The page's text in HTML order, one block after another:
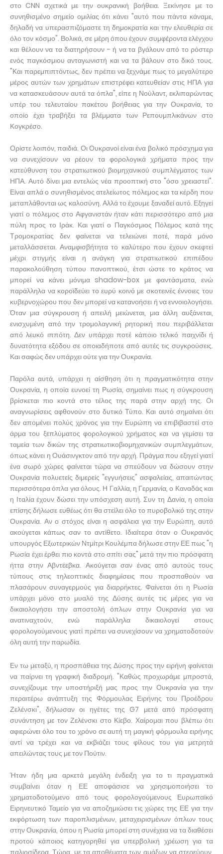
στο CNN σχετικά με την ουκρανική βοήθεια. Ξεκίνησε με το
συνηθισμένο σημείο ομιλίας ότι κάνει "αυτό που πάντα κάναμε,
δηλαδή να υπερασπιζόμαστε τη δημοκρατία και την ελευθερία σε
όλο τον κόσμο". Βολικά, σε μέρη όπου έχουν συμφέροντα ελέγχου
και θέλουν να τα διατηρήσουν - ή να τα βγάλουν από το ρόστερ
ενός παγκόσμιου ανταγωνιστή και να τα βάλουν στο δικό τους.
"Και παρεμπιπτόντως, δεν πρέπει να ξεχνάμε πως το μεγαλύτερο
μέρος αυτών των χρημάτων επιστρέφει κατευθείαν στις ΗΠΑ για
να κατασκευάσουν αυτά τα όπλα", είπε η Νούλαντ, εκλιπαρώντας
υπέρ του τελευταίου πακέτου βοήθειας για την Ουκρανία, το
οποίο έχει τραβήξει τα βλέμματα των Ρεπουμπλικάνων στο
Κογκρέσο.
Ορίστε λοιπόν, παιδιά. Οι Ουκρανοί είναι ένα βολικό πρόσχημα για
να συνεχίσουν να ρέουν τα φορολογικά χρήματα προς την
κατεύθυνση του στρατιωτικού βιομηχανικού συμπλέγματος των
ΗΠΑ. Αυτό δίνει μια εντελώς νέα προοπτική στο "όσο χρειαστεί".
Είναι απλά ο συνηθισμένος ατελείωτος πόλεμος και τα κέρδη που
μεταπλάθονται ως καλοσύνη. Αλλά το έχουμε ξαναδεί αυτό. Εξηγεί
γιατί ο πόλεμος στο Αφγανιστάν ήταν κάτι περισσότερο από μια
πύλη προς το Ιράκ. Και γιατί ο Παγκόσμιος Πόλεμος κατά της
Τρομοκρατίας δεν φαίνεται να τελειώνει ποτέ, παρά μόνο
μεταλλάσσεται. Αναμφισβήτητα το καλύτερο που έχουν σκεφτεί
μέχρι στιγμής είναι η ανάγκη για στρατιωτικού επιπέδου
παρακολούθηση τύπου πανοπτικού, έτσι ώστε το κράτος να
μπορεί να κάνει μόνιμα shadow-box με φαντάσματα, ενώ
παράλληλα να κοροϊδεύει το ευρύ κοινό με σκοτεινές έννοιες του
κυβερνοχώρου που δεν μπορεί να κατανοήσει ή να εννοιολογήσει.
Όταν μια σύγκρουση ή απειλή μειώνεται, μια άλλη αυξάνεται,
ενισχυμένη από την τρομολαγνική ρητορική που περιβάλλεται
από λευκό ιππότη. Δεν υπάρχει ποτέ κάποιο τελικό παιχνίδι ή
δυνατότητα εξόδου σε οποιαδήποτε από αυτές τις συγκρούσεις.
Και σαφώς δεν υπάρχει ούτε για την Ουκρανία.
Παρόλα αυτά, υπάρχει η αίσθηση ότι η πραγματικότητα στην
Ουκρανία, η οποία ευνοεί τη Ρωσία, σημαίνει πως η σύγκρουση
βρίσκεται πιο κοντά στο τέλος της παρά στην αρχή της. Οι
αναγνωρίσεις αφθονούν στο δυτικό Τύπο. Και αυτό σημαίνει ότι
δεν απομένει πολύς χρόνος για την Ευρώπη να επιβιβαστεί στο
άρμα του ξεπλύματος φορολογικού χρήματος και να γεμίσει τα
ταμεία των δικών της στρατιωτικοβιομηχανικών συμπλεγμάτων,
όπως κάνει η Ουάσινγκτον από την αρχή. Πράγμα που εξηγεί γιατί
ένα σωρό χώρες φαίνεται τώρα να σπεύδουν να δώσουν στην
Ουκρανία πολυετείς διμερείς "εγγυήσεις" ασφαλείας, απαιτώντας
περισσότερα όπλα για όλους. Η Γαλλία, η Γερμανία, ο Καναδάς και
η Ιταλία έχουν δώσει την υπόσχεση αυτή. Συν τη Δανία, η οποία
επίσης δήλωσε ευθέως ότι θα στείλει όλο το πυροβολικό της στην
Ουκρανία. Αν ο στόχος είναι η ασφάλεια για την Ευρώπη, αυτό
ακούγεται κάπως σαν το αντίθετο. Ιδιαίτερα όταν ο Ουκρανός
υπουργός Εξωτερικών Ντμίτρι Κουλέμπα δήλωσε στην ΕΕ πως "η
Ρωσία έχει έρθει πιο κοντά στο σπίτι σας" μετά την πιο πρόσφατη
ήττα στην Αβντέεβκα. Ακούγεται σαν ένας από αυτούς τους
τύπους στις τηλεοπτικές διαφημίσεις που προσπαθούν να
πλασάρουν συναγερμούς για διαρρήκτες. Φαίνεται ότι η Ρωσία
υπάρχει μόνο στο μυαλό της Δύσης αυτές τις μέρες για να
δικαιολογήσει την αποστολή όπλων στην Ουκρανία για να
ανατιναχτούν, ενώ παράλληλα δικαιολογεί στους
φορολογούμενους γιατί πρέπει να συνεχίσουν να χρηματοδοτούν
όλη αυτή την παρωδία.
Εν τω μεταξύ, η προσπάθεια της Δύσης προς την ειρήνη φαίνεται
να παίρνει τη γραφική διαδρομή. "Καθώς προχωράμε μπροστά,
συνεχίζουμε την υποστήριξή μας προς την Ουκρανία για την
περαιτέρω ανάπτυξη της Φόρμουλας Ειρήνης του Προέδρου
Ζελένσκι", δήλωσαν οι ηγέτες της G7 μετά από πρόσφατη
συνάντηση με τον Ζελένσκι στο Κίεβο. Χαίρομαι που βλέπω ότι
αφιερώνει όλο του το χρόνο σε αυτή τη μαγική φόρμουλα ειρήνης
αντί να τρέχει και να εκβιάζει τους φίλους του για μετρητά
απειλώντας τους με τον Πούτιν.
Ήταν ήδη μια αρκετά μεγάλη ένδειξη για το τι πραγματικά
συμβαίνει όταν η ΕΕ αποφάσισε να χρησιμοποιήσει το
χρηματοδοτούμενο από τους φορολογούμενους Ευρωπαϊκό
Ειρηνευτικό Ταμείο για να αποζημιώσει τις χώρες της ΕΕ για την
εκφόρτωση των παροπλισμένων, μεταχειρισμένων όπλων τους
στην Ουκρανία, όπου η Ρωσία μπορεί στη συνέχεια να τα διαθέσει
προτού κάποιος κατηγορηθεί για υπερβολική χρέωση για τα